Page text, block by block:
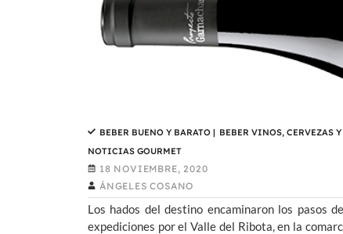
BEBER BUENO Y BARATO | BEBER VINOS, CERVEZAS
NOTICIAS GOURMET
18 NOVIEMBRE, 2020
ÁNGELES COSANO
Los hados del destino encaminaron los pasos
expediciones por el Valle del Ribota, en la